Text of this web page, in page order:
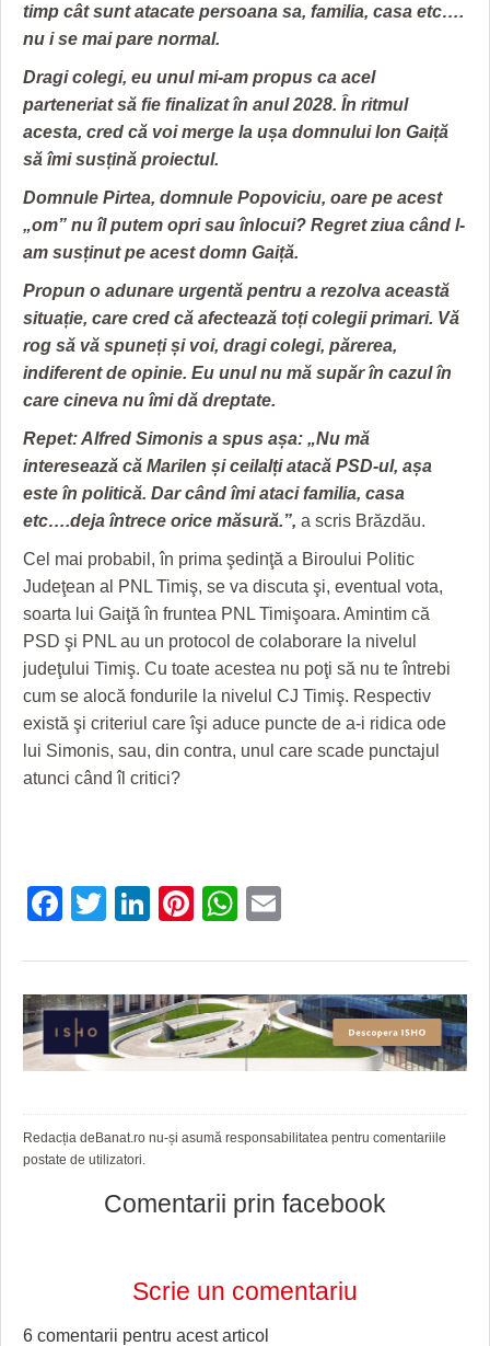
timp cât sunt atacate persoana sa, familia, casa etc….
nu i se mai pare normal.
Dragi colegi, eu unul mi-am propus ca acel
parteneriat să fie finalizat în anul 2028. În ritmul
acesta, cred că voi merge la ușa domnului Ion Gaiță
să îmi susțină proiectul.
Domnule Pirtea, domnule Popoviciu, oare pe acest
„om” nu îl putem opri sau înlocui? Regret ziua când l-
am susținut pe acest domn Gaiță.
Propun o adunare urgentă pentru a rezolva această
situație, care cred că afectează toți colegii primari. Vă
rog să vă spuneți și voi, dragi colegi, părerea,
indiferent de opinie. Eu unul nu mă supăr în cazul în
care cineva nu îmi dă dreptate.
Repet: Alfred Simonis a spus așa: „Nu mă
interesează că Marilen și ceilalți atacă PSD-ul, așa
este în politică. Dar când îmi ataci familia, casa
etc….deja întrece orice măsură.”, a scris Brăzdău.
Cel mai probabil, în prima şedinţă a Biroului Politic
Judeţean al PNL Timiş, se va discuta şi, eventual vota,
soarta lui Gaiţă în fruntea PNL Timişoara. Amintim că
PSD şi PNL au un protocol de colaborare la nivelul
judeţului Timiş. Cu toate acestea nu poţi să nu te întrebi
cum se alocă fondurile la nivelul CJ Timiş. Respectiv
există şi criteriul care îşi aduce puncte de a-i ridica ode
lui Simonis, sau, din contra, unul care scade punctajul
atunci când îl critici?
Facebook
Twitter
LinkedIn
Pinterest
WhatsApp
Redacția deBanat.ro nu-și asumă responsabilitatea pentru comentariile
postate de utilizatori.
Comentarii prin facebook
Scrie un comentariu
6 comentarii pentru acest articol